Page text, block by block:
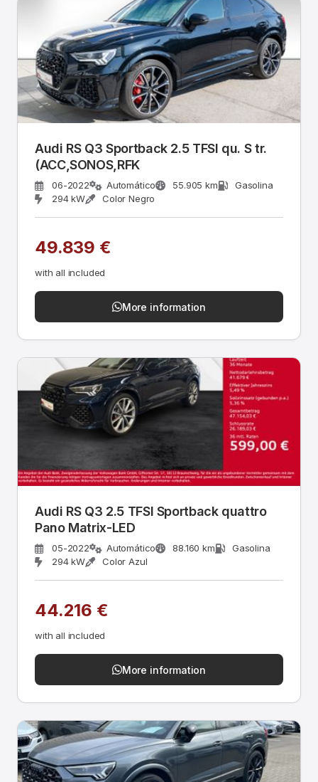
Audi RS Q3 Sportback 2.5 TFSI qu. S tr.
(ACC,SONOS,RFK
06-2022 Automático 55.905 km
Gasolina
294 kW
Color Negro
49.839 €
with all included
More information
Audi RS Q3 2.5 TFSI Sportback quattro
Pano Matrix-LED
05-2022 Automático 88.160 km
Gasolina
294 kW
Color Azul
44.216 €
with all included
More information